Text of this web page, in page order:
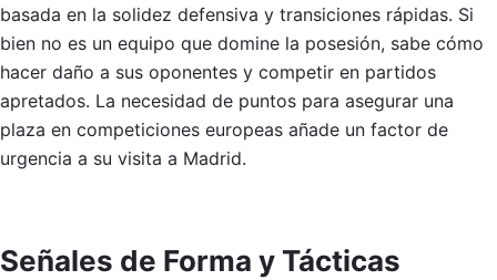
basada en la solidez defensiva y transiciones rápidas. Si
bien no es un equipo que domine la posesión, sabe cómo
hacer daño a sus oponentes y competir en partidos
apretados. La necesidad de puntos para asegurar una
plaza en competiciones europeas añade un factor de
urgencia a su visita a Madrid.
Señales de Forma y Tácticas